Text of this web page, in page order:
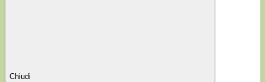
Chiudi